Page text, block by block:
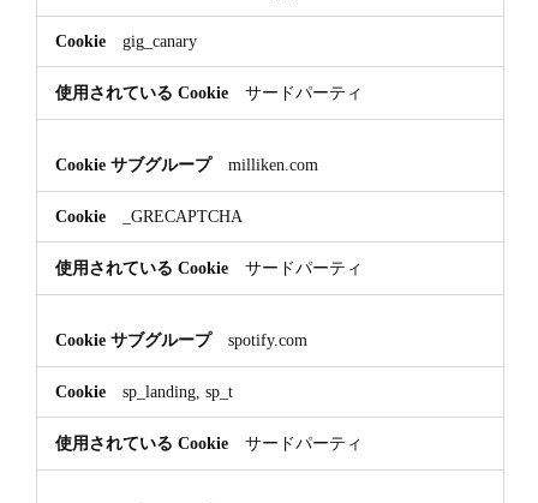
gig_canary
サードパーティ
milliken.com
_GRECAPTCHA
サードパーティ
spotify.com
sp_landing, sp_t
サードパーティ